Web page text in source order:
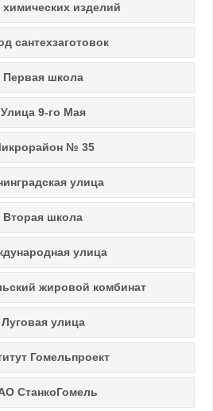
изделий
сантехзаготовок
Первая школа
Улица 9-го Мая
№ 35
улица
Вторая школа
улица
жировой комбинат
Луговая улица
Гомельпроект
СтанкоГомель